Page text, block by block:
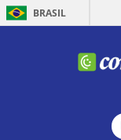
BRASIL